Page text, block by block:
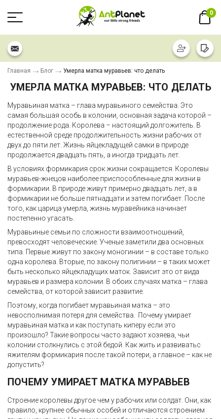
0
Главная Блог Умерла матка муравьев: что делать
УМЕРЛА МАТКА МУРАВЬЕВ: ЧТО ДЕЛАТЬ
Муравьиная матка – глава муравьиного семейства. Это
самая большая особь в колонии, основная задача которой –
продолжение рода. Королева – настоящий долгожитель. В
естественной среде продолжительность жизни рабочих от
двух до пяти лет. Жизнь яйцекладущей самки в природе
продолжается двадцать пять, а иногда тридцать лет.
В условиях формикария срок жизни сокращается. Королевы
муравьев-жнецов наиболее приспособленные для жизни в
формикарии. В природе живут примерно двадцать лет, а в
формикарии не больше пятнадцати и затем погибает. После
того, как царица умерла, жизнь муравейника начинает
постепенно угасать.
Муравьиные семьи по сложности взаимоотношений,
превосходят человеческие. Ученые заметили два основных
типа. Первые живут по закону моногинии – в составе только
одна королева. Вторые, по закону полигинии – в таких может
быть несколько яйцекладущих маток. Зависит это от вида
муравьев и размера колонии. В обоих случаях матка – глава
семейства, от которой зависит развитие.
Поэтому, когда погибает муравьиная матка – это
невосполнимая потеря для семейства. Почему умирает
муравьиная матка и как поступать киперу если это
произошло? Такие вопросы часто задают хозяева, чьи
колонии столкнулись с этой бедой. Как жить и развиватьс
яжителям формикария после такой потери, а главное – как не
допустить?
ПОЧЕМУ УМИРАЕТ МАТКА МУРАВЬЕВ
Строение королевы другое чем у рабочих или солдат. Они, как
правило, крупнее обычных особей и отличаются строением